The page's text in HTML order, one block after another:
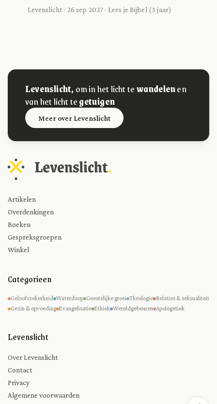
Levenslicht · 26 sep 2027 · Lees je Bijbel (3 jaar)
Levenslicht, om in het licht tewandelenen
van het licht tegetuigen
Meer over Levenslicht
Artikelen
Overdenkingen
Boeken
Gespreksgroepen
Winkel
Categorieen
Geloofszekerheid Waterdoop Geestelijke groei Theologie Relaties & seksualiteit
Gezin & opvoeding Evangelisatie Ethiek Wereldgebeuren Apologetiek
Levenslicht
Over Levenslicht
Contact
Privacy
Algemene voorwaarden